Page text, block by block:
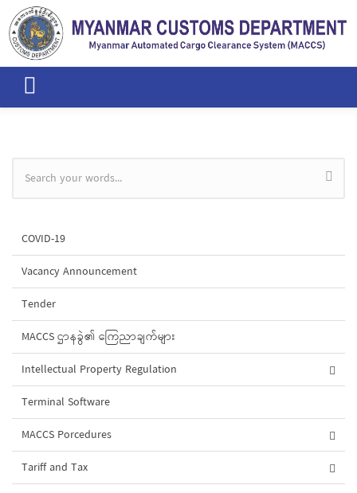
Skip to main content
Search form
COVID-19
Vacancy Announcement
Tender
MACCS ဌာနခွဲ၏ ကြေညာချက်များ
Intellectual Property Regulation
Terminal Software
MACCS Porcedures
Tariff and Tax